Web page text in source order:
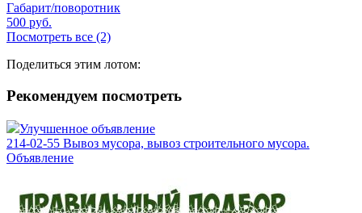
Габарит/поворотник
500 руб.
Посмотреть все (2)
Поделиться этим лотом:
Рекомендуем посмотреть
Улучшенное объявление
214-02-55 Вывоз мусора, вывоз строительного мусора.
Объявление